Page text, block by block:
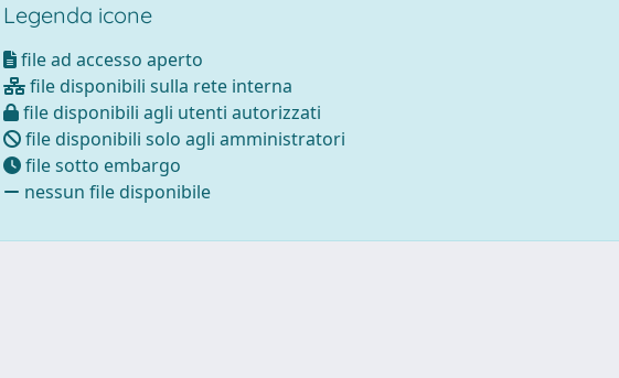
Legenda icone
file ad accesso aperto
file disponibili sulla rete interna
file disponibili agli utenti autorizzati
file disponibili solo agli amministratori
file sotto embargo
nessun file disponibile